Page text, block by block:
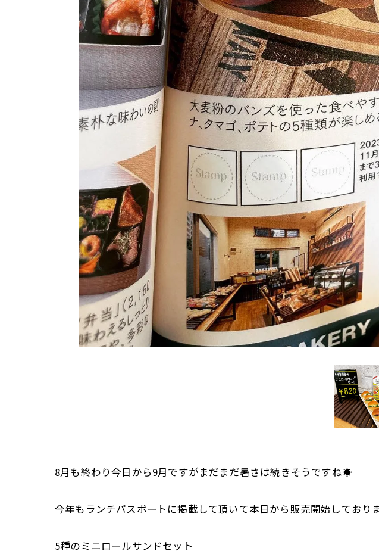
8月も終わり今日から9月ですがまだまだ暑さは続きそうですね☀️
今年もランチパスポートに掲載して頂いて本日から販売開始しており
5種のミニロールサンドセット